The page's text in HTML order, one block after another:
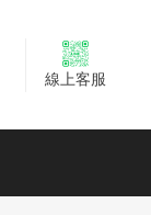
線上客服